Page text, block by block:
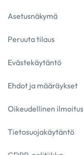
Asetusnäkymä
Peruuta tilaus
Evästekäytäntö
Ehdot ja määräykset
Oikeudellinen ilmoitus
Tietosuojakäytäntö